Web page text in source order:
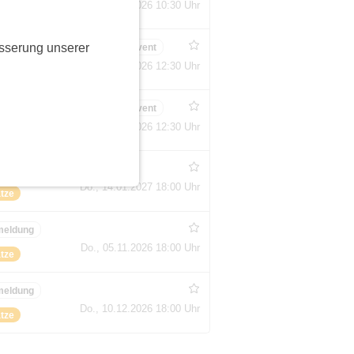
unserer
So., 06.09.2026 10:30 Uhr
Bestätigungsevent
Fr., 14.08.2026 12:30 Uhr
Bestätigungsevent
So., 23.08.2026 12:30 Uhr
Do., 14.01.2027 18:00 Uhr
Do., 05.11.2026 18:00 Uhr
Do., 10.12.2026 18:00 Uhr